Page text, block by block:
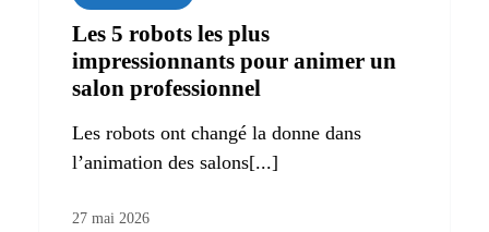
Les 5 robots les plus
impressionnants pour animer un
salon professionnel
Les robots ont changé la donne dans
l’animation des salons[...]
27 mai 2026